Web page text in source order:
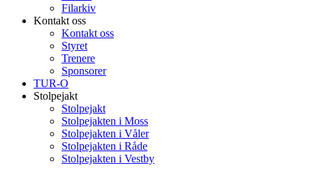
Filarkiv
Kontakt oss
Kontakt oss
Styret
Trenere
Sponsorer
TUR-O
Stolpejakt
Stolpejakt
Stolpejakten i Moss
Stolpejakten i Våler
Stolpejakten i Råde
Stolpejakten i Vestby